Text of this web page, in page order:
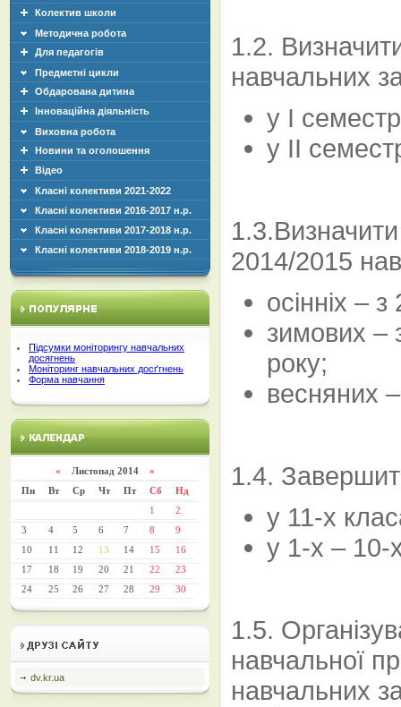
Колектив школи
Методична робота
Для педагогів
Предметні цикли
Обдарована дитина
Інноваційна діяльність
Виховна робота
Новини та оголошення
Відео
Класні колективи 2021-2022
Класні колективи 2016-2017 н.р.
Класні колективи 2017-2018 н.р.
Класні колективи 2018-2019 н.р.
Підсумки моніторингу навчальних
досягнень
Моніторинг навчальних досґгнень
Форма навчання
« Листопад 2014 »
Пн
Вт Ср Чт Пт Сб
Нд
1
2
3
4 5 6 7 8
9
10
11 12 13 14 15
16
17
18 19 20 21 22
23
24
25 26 27 28 29 30
dv.kr.ua
1.2.
навчальних
у І
у ІІ
2014/2015
осінніх –
зимових –
року;
весняних
1.4.
у 11-х
у 1-х – 10-
1.5.
навчальної
навчальних